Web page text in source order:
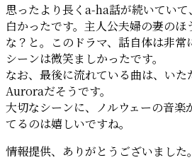
思ったより長くa-ha話が続いてい
白かったです。主人公夫婦の妻の
な？と。このドラマ、話自体は非
シーンは微笑ましかったです。
なお、最後に流れている曲は、いた
Auroraだそうです。
大切なシーンに、ノルウェーの音
てるのは嬉しいですね。
情報提供、ありがとうございました。